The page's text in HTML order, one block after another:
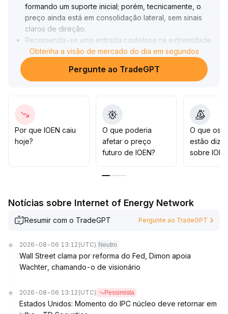
formando um suporte inicial; porém, tecnicamente, o
preço ainda está em consolidação lateral, sem sinais
claros de direção.
Recomenda-se uma entrada cautelosa na extremidade
inferior da faixa no curto prazo, visando a resistência
Se houver aumento significativo no volume e o preço
romper a resistência, pode-se aumentar
queda, é necessário realizar lucro ou limitar perdas
rapidamente para controlar o risco
Em geral, recomenda-se manter posições leves,
monitorar dinamicamente as mudanças de sentimento e
volume e controlar rigorosamente o risco de queda.
Obtenha a visão de mercado do dia em segundos
Pergunte ao TradeGPT
Por que IOEN caiu
hoje?
O que poderia
afetar o preço
futuro de IOEN?
O que os
estão
sobre
Notícias sobre Internet of Energy Network
Resumir com o TradeGPT Pergunte ao TradeGPT
2026-08-06 13:12 (UTC) Neutro
Wall Street clama por reforma do Fed, Dimon apoia
Wachter, chamando-o de visionário
2026-08-06 13:12 (UTC) Pessimista
Estados Unidos: Momento do IPC núcleo deve retornar em